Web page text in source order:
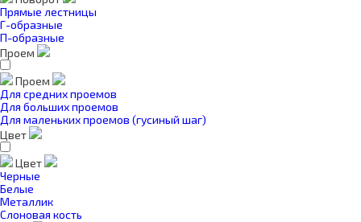
Прямые лестницы
Г-образные
П-образные
Проем
Проем
Для средних проемов
Для больших проемов
Для маленьких проемов (гусиный шаг)
Цвет
Цвет
Черные
Белые
Металлик
Слоновая кость